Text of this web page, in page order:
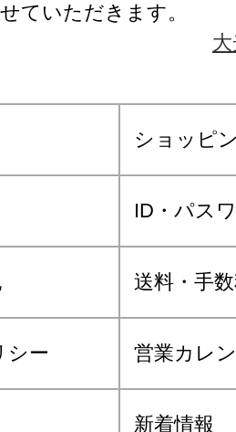
ていただきます。
ショッピ
ID・パス
送料・手
シー 営業カレ
新着情報